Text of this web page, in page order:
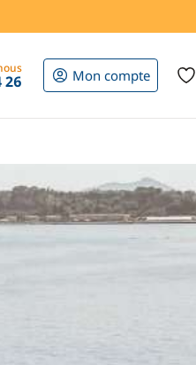
26 Mon compte